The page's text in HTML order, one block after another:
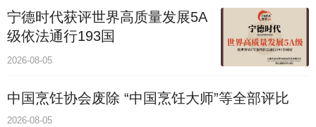
宁德时代获评世界高质量发展5A
级依法通行193国
2026-08-05
中国烹饪协会废除 “中国烹饪大师”等全部评比
2026-08-05